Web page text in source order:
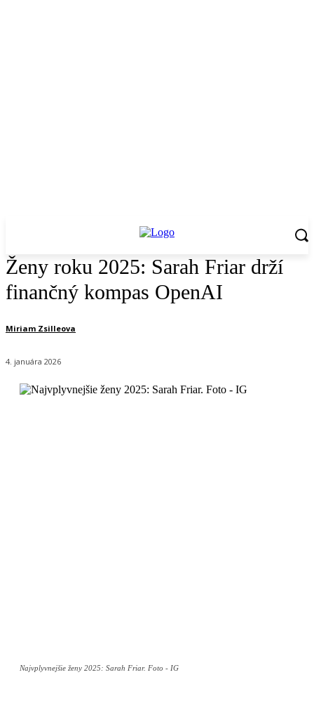
Ženy roku 2025: Sarah Friar drží
finančný kompas OpenAI
Miriam Zsilleova
4. januára 2026
Najvplyvnejšie ženy 2025: Sarah Friar. Foto - IG